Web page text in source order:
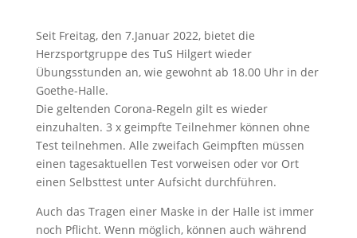
Seit Freitag, den 7.Januar 2022, bietet die
Herzsportgruppe des TuS Hilgert wieder
Übungsstunden an, wie gewohnt ab 18.00 Uhr in der
Goethe-Halle.
Die geltenden Corona-Regeln gilt es wieder
einzuhalten. 3 x geimpfte Teilnehmer können ohne
Test teilnehmen. Alle zweifach Geimpften müssen
einen tagesaktuellen Test vorweisen oder vor Ort
einen Selbsttest unter Aufsicht durchführen.
Auch das Tragen einer Maske in der Halle ist immer
noch Pflicht. Wenn möglich, können auch während